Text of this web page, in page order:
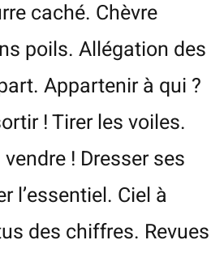
caché. Chèvre
poils. Allégation des
Appartenir à qui ?
! Tirer les voiles.
! Dresser ses
l’essentiel. Ciel à
des chiffres. Revues